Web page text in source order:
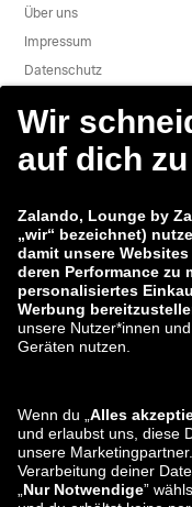
Über uns
Impressum
Datenschutz
AGB
Widerruf
Sicherheitslücke melden
Produktsicherheit
Zalando-Gruppe
Zalando
Sie finden uns auch bei